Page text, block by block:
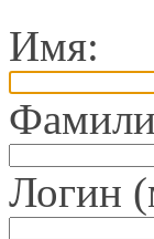
Имя:
Логин